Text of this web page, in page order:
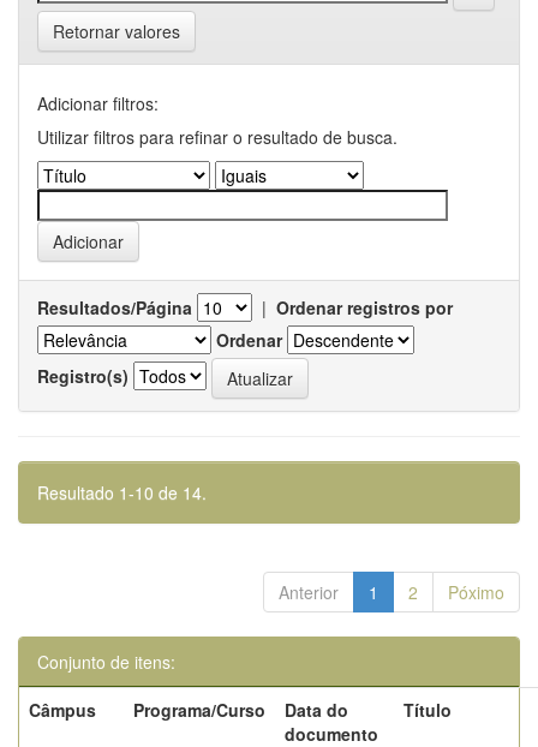
Retornar valores
Adicionar filtros:
Utilizar filtros para refinar o resultado de busca.
Resultados/Página | Ordenar registros por
Ordenar
Registro(s)
Resultado 1-10 de 14.
Anterior 1 2 Póximo
Conjunto de itens:
Câmpus
Programa/Curso
Data do
documento
Título